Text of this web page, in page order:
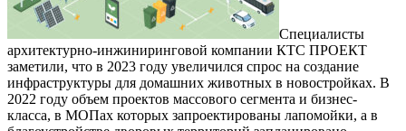
Специалисты
архитектурно-инжиниринговой компании КТС ПРОЕКТ
заметили, что в 2023 году увеличился спрос на создание
инфраструктуры для домашних животных в новостройках. В
2022 году объем проектов массового сегмента и бизнес-
класса, в МОПах которых запроектированы лапомойки, а в